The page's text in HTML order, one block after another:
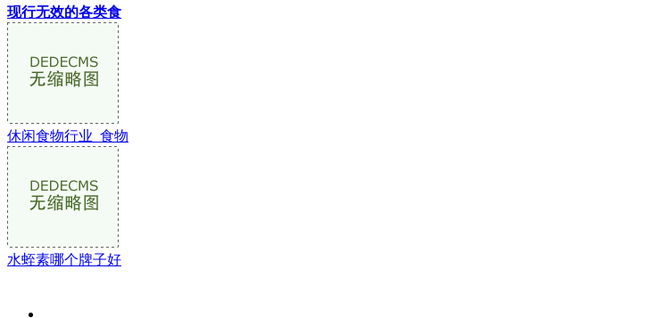
现行无效的各类食
休闲食物行业_食物
水蛭素哪个牌子好